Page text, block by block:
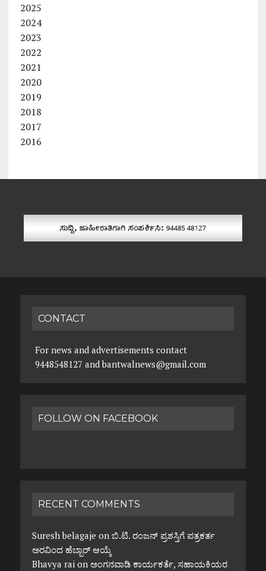
2025
2024
2023
2022
2021
2020
2019
2018
2017
2016
CONTACT
For news and advertisements contact
9448548127 and bantwalnews@gmail.com
FOLLOW ON FACEBOOK
RECENT COMMENTS
Suresh belagaje on ಬಿ.ಟಿ. ರಂಜನ್ ಪ್ರಶಸ್ತಿಗೆ ಪತ್ರಕರ್ತ
ಅರವಿಂದ ಹೆಬ್ಬಾರ್ ಆಯ್ಕೆ
Bhavya raion ಅಂಗನವಾಡಿ ಕಾರ್ಯಕರ್ತೆ, ಸಹಾಯಕಿಯರ